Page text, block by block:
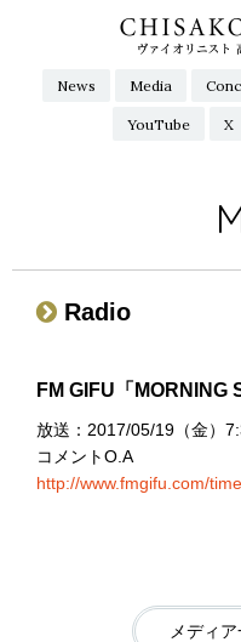
News Media
YouTube X
Radio
FM GIFU「MORNING
放送：2017/05/19（金）
コメントO.A
http://www.fmgifu.com/
メディ